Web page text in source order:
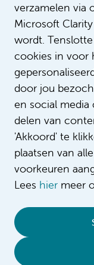
verzamelen via
Microsoft
wordt.
cookies in voor
door jou
en social
delen van
'Akkoord' te
plaatsen van
voorkeuren
Lees hier meer